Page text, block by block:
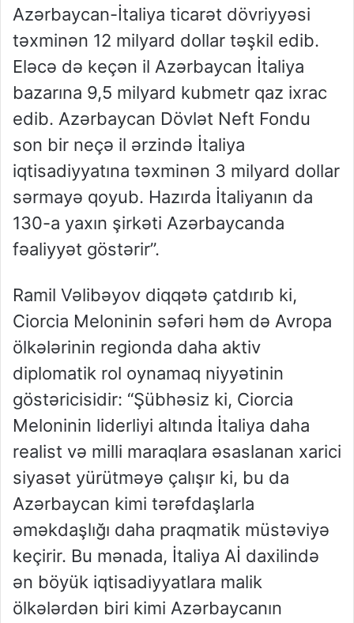
Azərbaycan-İtaliya ticarət dövriyyəsi
təxminən 12 milyard dollar təşkil edib.
Eləcə də keçən il Azərbaycan İtaliya
bazarına 9,5 milyard kubmetr qaz ixrac
edib. Azərbaycan Dövlət Neft Fondu
son bir neçə il ərzində İtaliya
iqtisadiyyatına təxminən 3 milyard dollar
sərmayə qoyub. Hazırda İtaliyanın da
130-a yaxın şirkəti Azərbaycanda
fəaliyyət göstərir”.
Ramil Vəlibəyov diqqətə çatdırıb ki,
Ciorcia Meloninin səfəri həm də Avropa
ölkələrinin regionda daha aktiv
diplomatik rol oynamaq niyyətinin
göstəricisidir: “Şübhəsiz ki, Ciorcia
Meloninin liderliyi altında İtaliya daha
realist və milli maraqlara əsaslanan xarici
siyasət yürütməyə çalışır ki, bu da
Azərbaycan kimi tərəfdaşlarla
əməkdaşlığı daha praqmatik müstəviyə
keçirir. Bu mənada, İtaliya Aİ daxilində
ən böyük iqtisadiyyatlara malik
ölkələrdən biri kimi Azərbaycanın